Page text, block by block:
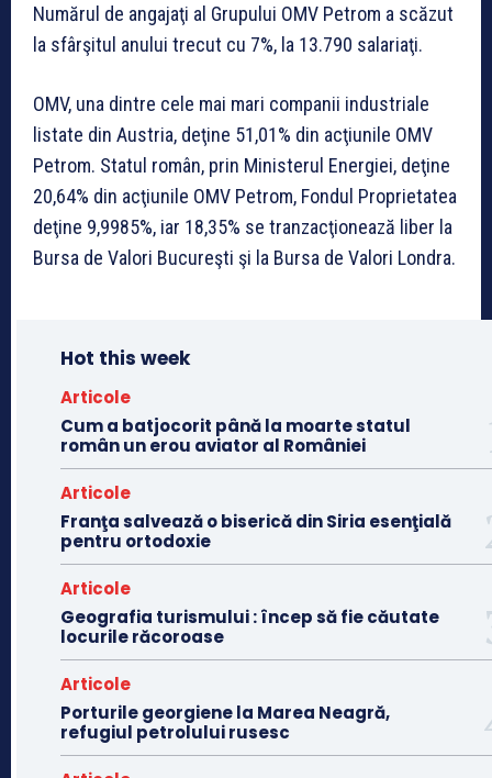
Numărul de angajaţi al Grupului OMV Petrom a scăzut
la sfârşitul anului trecut cu 7%, la 13.790 salariaţi.
OMV, una dintre cele mai mari companii industriale
listate din Austria, deţine 51,01% din acţiunile OMV
Petrom. Statul român, prin Ministerul Energiei, deţine
20,64% din acţiunile OMV Petrom, Fondul Proprietatea
deţine 9,9985%, iar 18,35% se tranzacţionează liber la
Bursa de Valori Bucureşti şi la Bursa de Valori Londra.
Hot this week
Articole
Cum a batjocorit până la moarte statul
român un erou aviator al României
Articole
Franţa salvează o biserică din Siria esenţială
pentru ortodoxie
Articole
Geografia turismului : încep să fie căutate
locurile răcoroase
Articole
Porturile georgiene la Marea Neagră,
refugiul petrolului rusesc